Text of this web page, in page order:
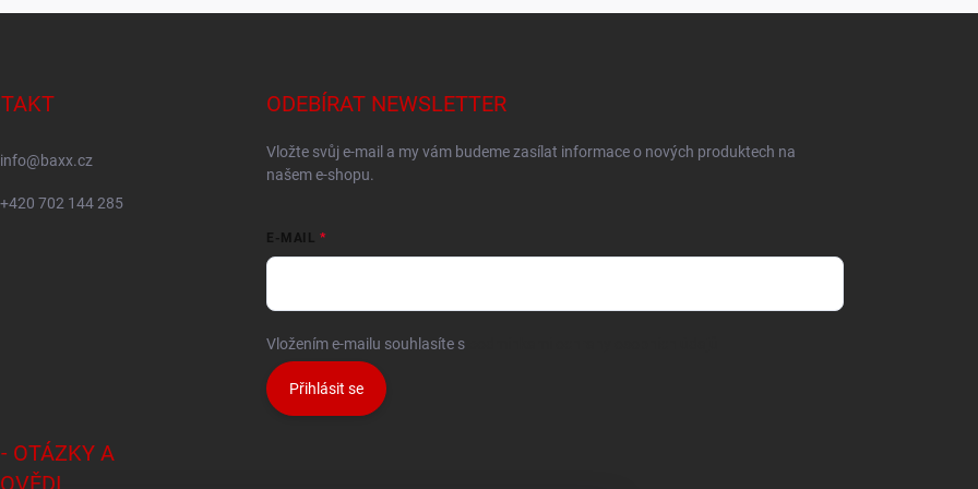
info@baxx.cz
+420 702 144 285
ODEBÍRAT NEWSLETTER
Vložte svůj e-mail a my vám budeme zasílat informace o nových produktech na
našem e-shopu.
E-MAIL
Vložením e-mailu souhlasíte s
Přihlásit se
OTÁZKY A